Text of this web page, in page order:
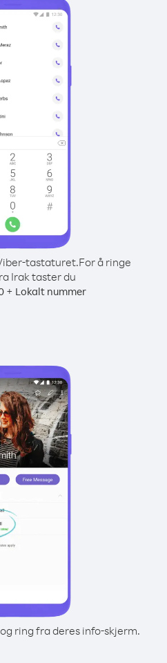
tastaturet.For å ringe
Irak taster du
+ Lokalt nummer
ring fra deres info-skjerm.